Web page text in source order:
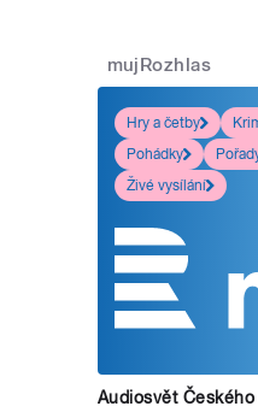
mujRozhlas
Hry a četby
Pohádky
Živé vysílání
Audiosvět